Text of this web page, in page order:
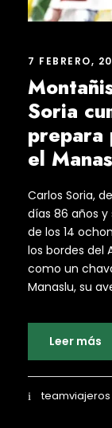
7 FEBRERO,
Soria
prepara
el
Carlos Soria,
días 86 años y
de los 14
los bordes del
como un
Manaslu, su
Leer más
teamviajeros